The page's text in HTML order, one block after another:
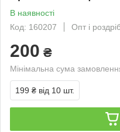
В наявності
Код: 160207
Опт і
200 ₴
Мінімальна сума
199 ₴ від 10 шт.